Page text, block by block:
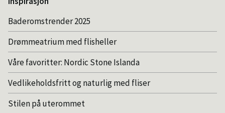
Baderomstrender 2025
Drømmeatrium med flisheller
Våre favoritter: Nordic Stone Islanda
Vedlikeholdsfritt og naturlig med fliser
Stilen på uterommet